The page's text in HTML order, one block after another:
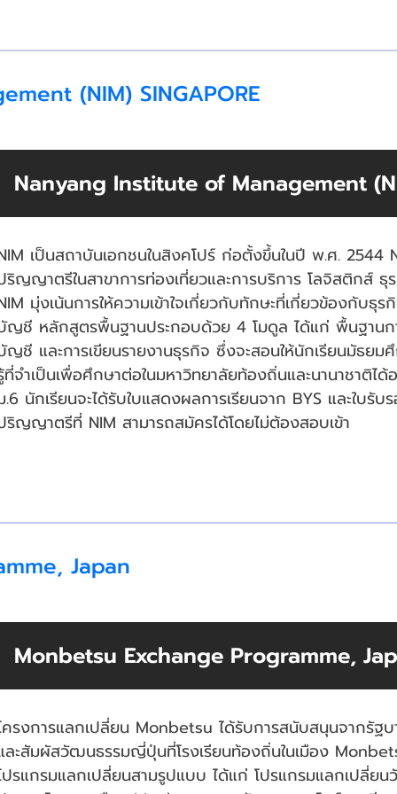
(NIM) SINGAPORE
Nanyang Institute of Management
เป็นสถาบันเอกชนในสิงคโปร์ ก่อตั้งขึ้นในปี พ.ศ.
ริญญาตรีในสาขาการท่องเที่ยวและการบริการ โลจิสติกส์
มุ่งเน้นการให้ความเข้าใจเกี่ยวกับทักษะที่เกี่ยวข้องกับธุ
ญชี หลักสูตรพื้นฐานประกอบด้วย 4 โมดูล ได้แก่ พื้นฐานก
ญชี และการเขียนรายงานธุรกิจ ซึ่งจะสอนให้นักเรียนมัธย
ที่จำเป็นเพื่อศึกษาต่อในมหาวิทยาลัยท้องถิ่นและนานาชาติไ
.6 นักเรียนจะได้รับใบแสดงผลการเรียนจาก BYS และใบรั
ริญญาตรีที่ NIM สามารถสมัครได้โดยไม่ต้องสอบเข้า
Japan
Monbetsu Exchange Programme,
ครงการแลกเปลี่ยน Monbetsu ได้รับการสนับสนุนจากรั
ละสัมผัสวัฒนธรรมญี่ปุ่นที่โรงเรียนท้องถิ่นในเมือง
ปรแกรมแลกเปลี่ยนสามรูปแบบ ได้แก่ โปรแกรมแลกเปลี่ย